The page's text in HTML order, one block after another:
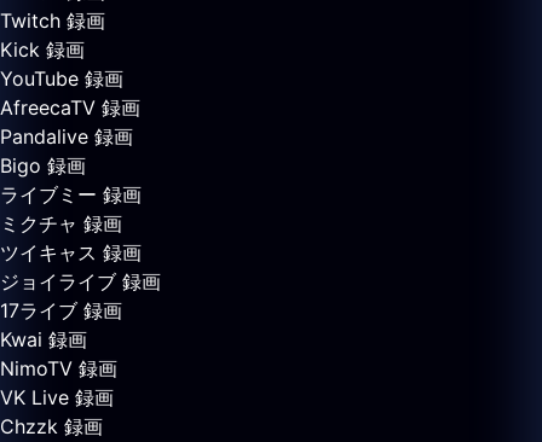
Twitch 録画
Kick 録画
YouTube 録画
AfreecaTV 録画
Pandalive 録画
Bigo 録画
ライブミー 録画
ミクチャ 録画
ツイキャス 録画
ジョイライブ 録画
17ライブ 録画
Kwai 録画
NimoTV 録画
VK Live 録画
Chzzk 録画